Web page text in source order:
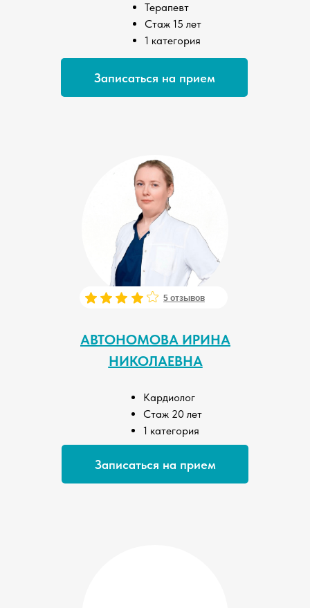
Записаться на прием
Терапевт
Стаж 15 лет
1 категория
Записаться на прием
АВТОНОМОВА ИРИНА
НИКОЛАЕВНА
Кардиолог
Стаж 20 лет
1 категория
9 отзывов
5 отзывов